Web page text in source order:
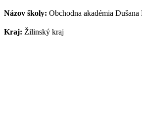
Názov školy: Obchodna akadémia Dušana
Kraj: Žilinský kraj